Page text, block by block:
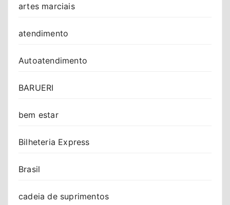
artes marciais
atendimento
Autoatendimento
BARUERI
bem estar
Bilheteria Express
Brasil
cadeia de suprimentos